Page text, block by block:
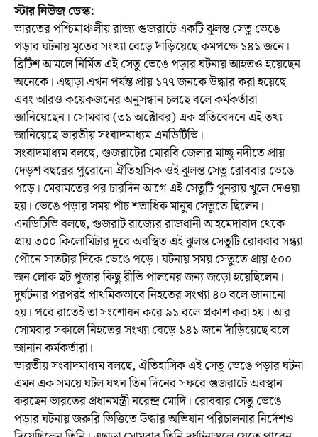
স্টার নিউজ ডেস্ক:
ভারতের পশ্চিমাঞ্চলীয় রাজ্য গুজরাটে একটি ঝুলন্ত সেতু ভেঙে
পড়ার ঘটনায় মৃতের সংখ্যা বেড়ে দাঁড়িয়েছে কমপক্ষে ১৪১ জনে।
ব্রিটিশ আমলে নির্মিত এই সেতু ভেঙে পড়ার ঘটনায় আহতও হয়েছেন
অনেকে। এছাড়া এখন পর্যন্ত প্রায় ১৭৭ জনকে উদ্ধার করা হয়েছে
এবং আরও কয়েকজনের অনুসন্ধান চলছে বলে কর্মকর্তারা
জানিয়েছেন। সোমবার (৩১ অক্টোবর) এক প্রতিবেদনে এই তথ্য
জানিয়েছে ভারতীয় সংবাদমাধ্যম এনডিটিভি।
সংবাদমাধ্যম বলছে, গুজরাটের মোরবি জেলার মাচ্ছু নদীতে প্রায়
দেড়শ বছরের পুরোনো ঐতিহাসিক ওই ঝুলন্ত সেতু রোববার ভেঙে
পড়ে। মেরামতের পর চারদিন আগে এই সেতুটি পুনরায় খুলে দেওয়া
হয়। ভেঙে পড়ার সময় পাঁচ শতাধিক মানুষ সেতুতে ছিলেন।
এনডিটিভি বলছে, গুজরাট রাজ্যের রাজধানী আহমেদাবাদ থেকে
প্রায় ৩০০ কিলোমিটার দূরে অবস্থিত এই ঝুলন্ত সেতুটি রোববার সন্ধ্যা
পৌনে সাতটার দিকে ভেঙে পড়ে। ঘটনায় সময় সেতুতে প্রায় ৫০০
জন লোক ছট পূজার কিছু রীতি পালনের জন্য জড়ো হয়েছিলেন।
দুর্ঘটনার পরপরই প্রাথমিকভাবে নিহতের সংখ্যা ৪০ বলে জানানো
হয়। পরে রাতেই তা সংশোধন করে ৯১ বলে প্রকাশ করা হয়। আর
সোমবার সকালে নিহতের সংখ্যা বেড়ে ১৪১ জনে দাঁড়িয়েছে বলে
জানান কর্মকর্তারা।
ভারতীয় সংবাদমাধ্যম বলছে, ঐতিহাসিক এই সেতু ভেঙে পড়ার ঘটনা
এমন এক সময়ে ঘটল যখন তিন দিনের সফরে গুজরাটে অবস্থান
করছেন ভারতের প্রধানমন্ত্রী নরেন্দ্র মোদি। রোববার সেতু ভেঙে
পড়ার ঘটনায় জরুরি ভিত্তিতে উদ্ধার অভিযান পরিচালনার নির্দেশও